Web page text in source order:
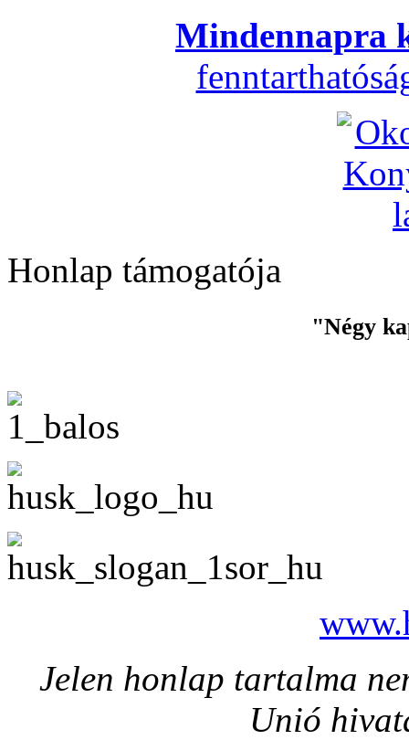
Mindennapra
Honlap támogatója
"Négy
Jelen honlap tartalma
Unió